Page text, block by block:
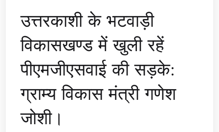
उत्तरकाशी के भटवाड़ी
विकासखण्ड में खुली रहें
पीएमजीएसवाई की सड़के:
ग्राम्य विकास मंत्री गणेश
जोशी।